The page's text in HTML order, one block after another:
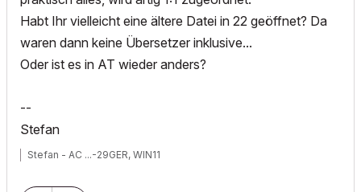
Habt Ihr vielleicht eine ältere Datei in 22 geöffnet? Da
waren dann keine Übersetzer inklusive...
Oder ist es in AT wieder anders?
--
Stefan
Stefan - AC ...-29GER, WIN11